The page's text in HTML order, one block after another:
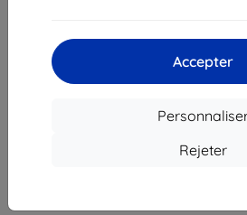
Accepter
Rejeter
Shield-Sk s.r.o.
Ulica Rudolfa Mocka 3750/2A
841 04 Bratislava
Numéro d’identification
SK2023549671